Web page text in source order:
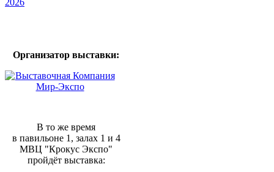
Организатор выставки:
В то же время
в павильоне 1, залах 1 и 4
МВЦ "Крокус Экспо"
пройдёт выставка: